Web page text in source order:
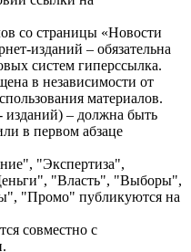
со страницы «Новости
изданий – обязательна
систем гиперссылка.
в независимости от
материалов.
изданий) – должна быть
в первом абзаце
"Экспертиза",
"Власть", "Выборы",
"Промо" публикуются на
совместно с